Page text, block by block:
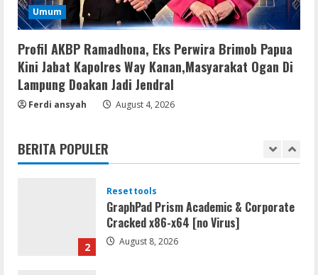
Umum
Profil AKBP Ramadhona, Eks Perwira Brimob Papua
Kini Jabat Kapolres Way Kanan,Masyarakat Ogan Di
Lampung Doakan Jadi Jendral
Ferdi ansyah August 4, 2026
BERITA POPULER
5
Serialers
jv16 PowerTools Free[Activated]
August 7, 2026
1
Resettools
Vpn One Click Cracked x86-x64 [no
2
Resettools
GraphPad Prism Academic & Corporate
Cracked x86-x64 [no Virus]
August 8, 2026